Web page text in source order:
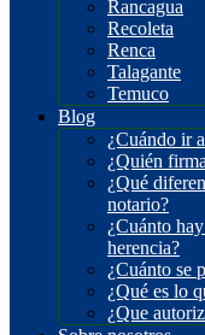
Rancagua
Recoleta
Renca
Talagante
Temuco
Blog
¿Cuándo ir
¿Quién
¿Qué
notario?
¿Cuánto
herencia?
¿Cuánto se
¿Qué es lo
¿Que